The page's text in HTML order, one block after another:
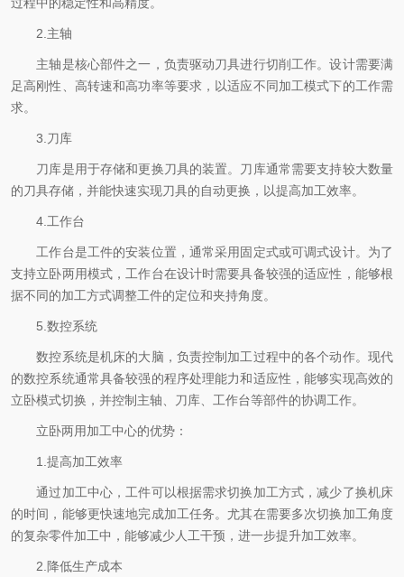
2.主轴
主轴是核心部件之一，负责驱动刀具进行切削工作。设计需要满
足高刚性、高转速和高功率等要求，以适应不同加工模式下的工作需
求。
3.刀库
刀库是用于存储和更换刀具的装置。刀库通常需要支持较大数量
的刀具存储，并能快速实现刀具的自动更换，以提高加工效率。
4.工作台
工作台是工件的安装位置，通常采用固定式或可调式设计。为了
支持立卧两用模式，工作台在设计时需要具备较强的适应性，能够根
据不同的加工方式调整工件的定位和夹持角度。
5.数控系统
数控系统是机床的大脑，负责控制加工过程中的各个动作。现代
的数控系统通常具备较强的程序处理能力和适应性，能够实现高效的
立卧模式切换，并控制主轴、刀库、工作台等部件的协调工作。
立卧两用加工中心的优势：
1.提高加工效率
通过加工中心，工件可以根据需求切换加工方式，减少了换机床
的时间，能够更快速地完成加工任务。尤其在需要多次切换加工角度
的复杂零件加工中，能够减少人工干预，进一步提升加工效率。
2.降低生产成本